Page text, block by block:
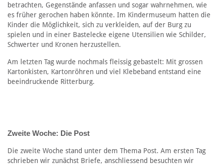
betrachten, Gegenstände anfassen und sogar wahrnehmen, wie
es früher gerochen haben könnte. Im Kindermuseum hatten die
Kinder die Möglichkeit, sich zu verkleiden, auf der Burg zu
spielen und in einer Bastelecke eigene Utensilien wie Schilder,
Schwerter und Kronen herzustellen.
Am letzten Tag wurde nochmals fleissig gebastelt: Mit grossen
Kartonkisten, Kartonröhren und viel Klebeband entstand eine
beeindruckende Ritterburg.
Zweite Woche: Die Post
Die zweite Woche stand unter dem Thema Post. Am ersten Tag
schrieben wir zunächst Briefe, anschliessend besuchten wir